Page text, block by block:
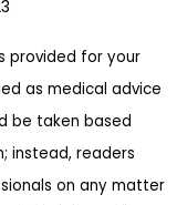
provided for your
as medical advice
be taken based
instead, readers
on any matter